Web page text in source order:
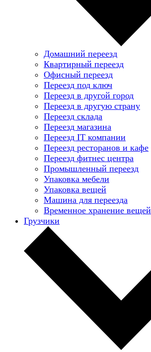
Домашний переезд
Квартирный переезд
Офисный переезд
Переезд под ключ
Переезд в другой город
Переезд в другую страну
Переезд склада
Переезд магазина
Переезд IT компании
Переезд ресторанов и кафе
Переезд фитнес центра
Промышленный переезд
Упаковка мебели
Упаковка вещей
Машина для переезда
Временное хранение вещей
Грузчики